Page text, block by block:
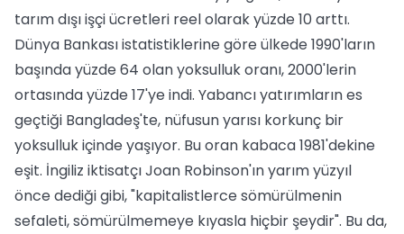
tarım dışı işçi ücretleri reel olarak yüzde 10 arttı.
Dünya Bankası istatistiklerine göre ülkede 1990'ların
başında yüzde 64 olan yoksulluk oranı, 2000'lerin
ortasında yüzde 17'ye indi. Yabancı yatırımların es
geçtiği Bangladeş'te, nüfusun yarısı korkunç bir
yoksulluk içinde yaşıyor. Bu oran kabaca 1981'dekine
eşit. İngiliz iktisatçı Joan Robinson'ın yarım yüzyıl
önce dediği gibi, "kapitalistlerce sömürülmenin
sefaleti, sömürülmemeye kıyasla hiçbir şeydir". Bu da,